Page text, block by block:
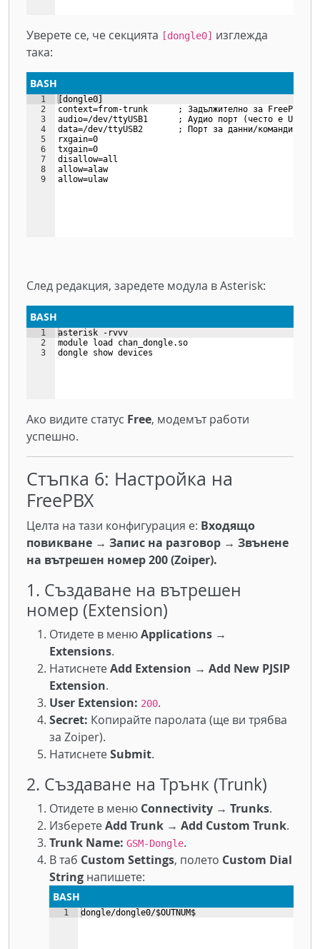
Уверете се, че секцията [dongle0] изглежда
така:
BASH
1
2
3
4
5
6
7
8
9
[dongle0]
context=from-trunk      ; Задължително за FreePBX
audio=/dev/ttyUSB1      ; Аудио порт (често е USB1
data=/dev/ttyUSB2       ; Порт за данни/команди
rxgain=0
txgain=0
disallow=all
allow=alaw
allow=ulaw
След редакция, заредете модула в Asterisk:
BASH
1
2
3
asterisk -rvvv
module load chan_dongle.so
dongle show devices
Ако видите статус Free, модемът работи
успешно.
Стъпка 6: Настройка на
FreePBX
Целта на тази конфигурация е: Входящо
повикване → Запис на разговор → Звънене
на вътрешен номер 200 (Zoiper).
1. Създаване на вътрешен
номер (Extension)
Отидете в менюApplications →
Extensions.
НатиснетеAdd Extension → Add New PJSIP
Extension.
User Extension: 200.
Secret: Копирайте паролата (ще ви трябва
за Zoiper).
НатиснетеSubmit.
2. Създаване на Трънк (Trunk)
Отидете в меню Connectivity → Trunks.
ИзберетеAdd Trunk → Add Custom Trunk.
Trunk Name: GSM-Dongle.
В таб Custom Settings, полето Custom Dial
String напишете:
BASH
1 dongle/dongle0/$OUTNUM$